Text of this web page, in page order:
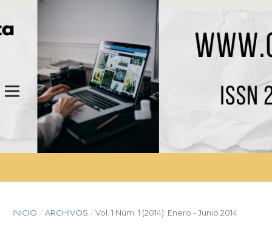
INICIO / ARCHIVOS / Vol. 1 Núm. 1 (2014): Enero - Junio 2014